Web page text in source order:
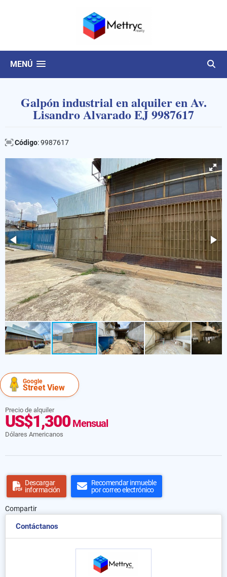
MENÚ
Galpón industrial en alquiler en Av.
Lisandro Alvarado EJ 9987617
Código: 9987617
Google
Street View
Precio de alquiler
US$1,300Mensual
Dólares Americanos
Descargar
información
Recomendar inmueble
por correo electrónico
Compartir
Contáctanos